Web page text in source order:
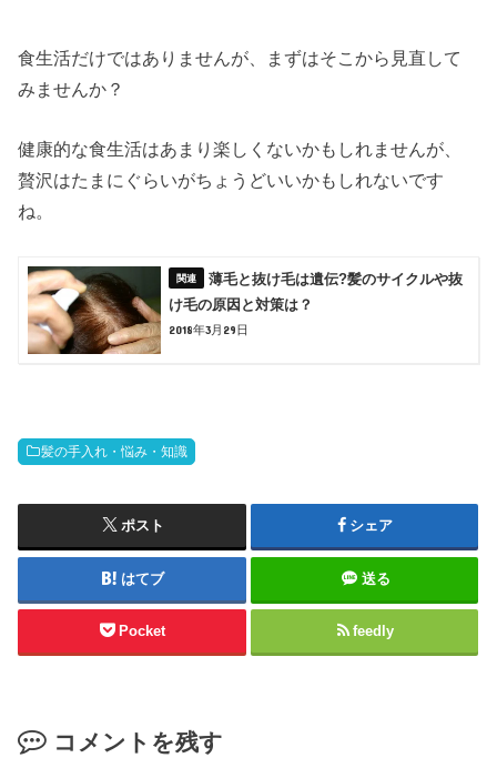
食生活だけではありませんが、まずはそこから見直して
みませんか？
健康的な食生活はあまり楽しくないかもしれませんが、
贅沢はたまにぐらいがちょうどいいかもしれないです
ね。
薄毛と抜け毛は遺伝?髪のサイクルや抜
け毛の原因と対策は？
2018年3月29日
髪の手入れ・悩み・知識
ポスト シェア
はてブ 送る
Pocket feedly
コメントを残す